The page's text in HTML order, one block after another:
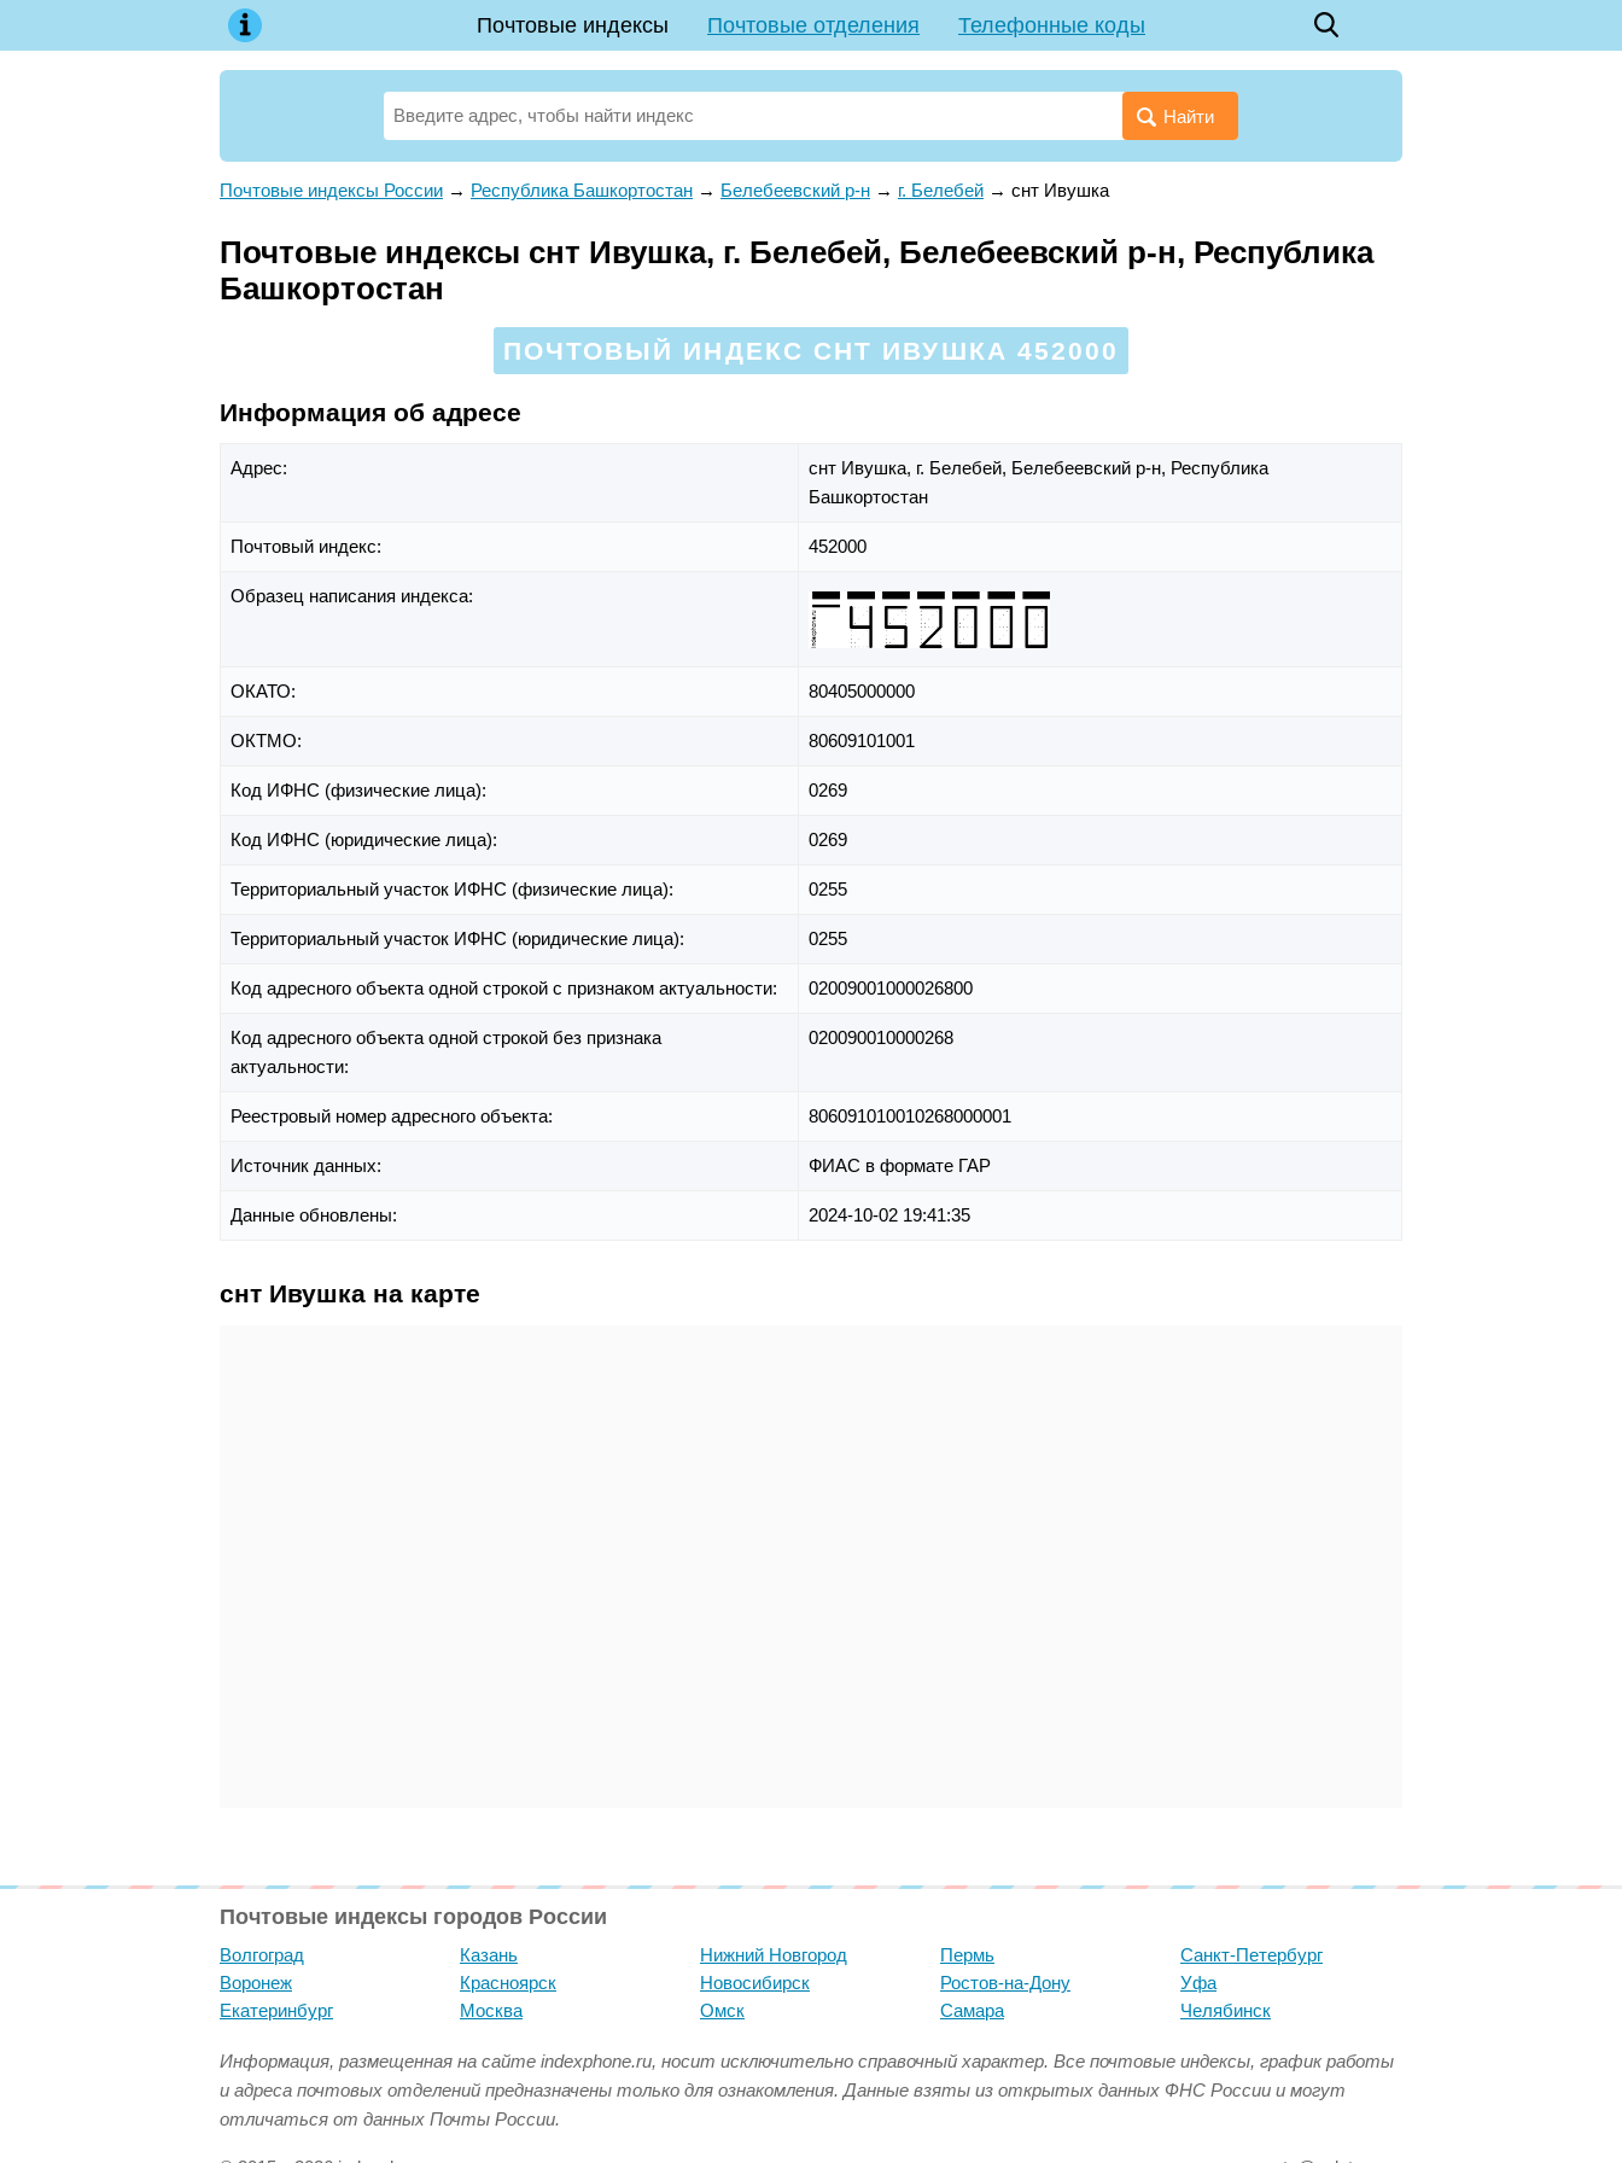
Почтовые индексы Почтовые отделения Телефонные коды
Найти
Почтовые индексы России → Республика Башкортостан → Белебеевский р-н → г. Белебей → снт Ивушка
Почтовые индексы снт Ивушка, г. Белебей, Белебеевский р-н, Республика
Башкортостан
ПОЧТОВЫЙ ИНДЕКС СНТ ИВУШКА 452000
Информация об адресе
Адрес: снт Ивушка, г. Белебей, Белебеевский р-н, Республика
Башкортостан
Почтовый индекс: 452000
Образец написания индекса:
ОКАТО: 80405000000
ОКТМО: 80609101001
Код ИФНС (физические лица): 0269
Код ИФНС (юридические лица): 0269
Территориальный участок ИФНС (физические лица): 0255
Территориальный участок ИФНС (юридические лица): 0255
Код адресного объекта одной строкой с признаком актуальности: 02009001000026800
Код адресного объекта одной строкой без признака
актуальности:
020090010000268
Реестровый номер адресного объекта: 806091010010268000001
Источник данных: ФИАС в формате ГАР
Данные обновлены: 2024-10-02 19:41:35
снт Ивушка на карте
Почтовые индексы городов России
Волгоград
Воронеж
Екатеринбург
Казань
Красноярск
Москва
Нижний Новгород
Новосибирск
Омск
Пермь
Ростов-на-Дону
Самара
Санкт-Петербург
Уфа
Челябинск
Информация, размещенная на сайте indexphone.ru, носит исключительно справочный характер. Все почтовые индексы, график работы
и адреса почтовых отделений предназначены только для ознакомления. Данные взяты из открытых данных ФНС России и могут
отличаться от данных Почты России.